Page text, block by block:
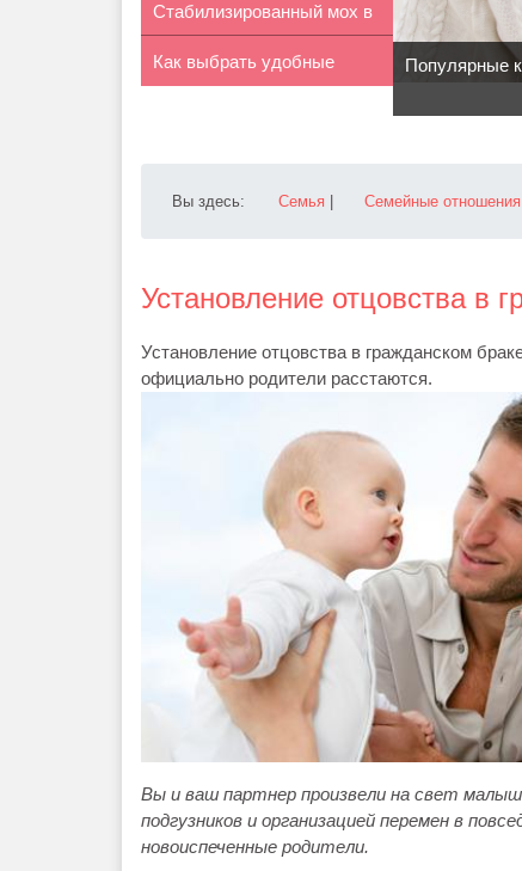
кроссовки
Стабилизированный мох в
интерье...
Как выбрать удобные Популярные
Вы здесь: Семья Семейные отношения
Установление отцовства в
Установление отцовства в гражданском
официально родители расстаются.
Вы и ваш партнер произвели на свет
подгузников и организацией перемен в
новоиспеченные родители.